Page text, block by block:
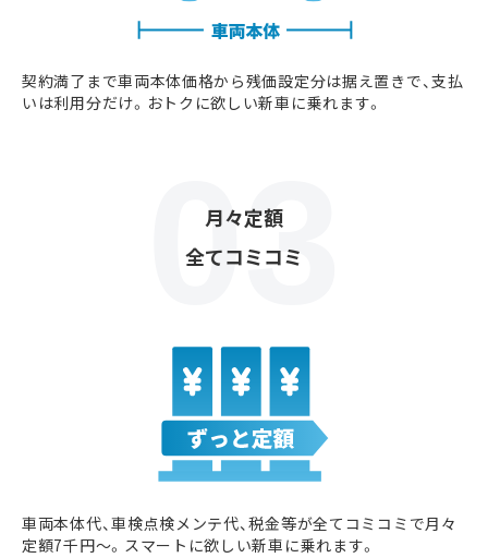
契約満了まで車両本体価格から残価設定分は据え置きで、支払
いは利用分だけ。おトクに欲しい新車に乗れます。
月々定額
全てコミコミ
車両本体代、車検点検メンテ代、税金等が全てコミコミで月々
定額7千円〜。スマートに欲しい新車に乗れます。